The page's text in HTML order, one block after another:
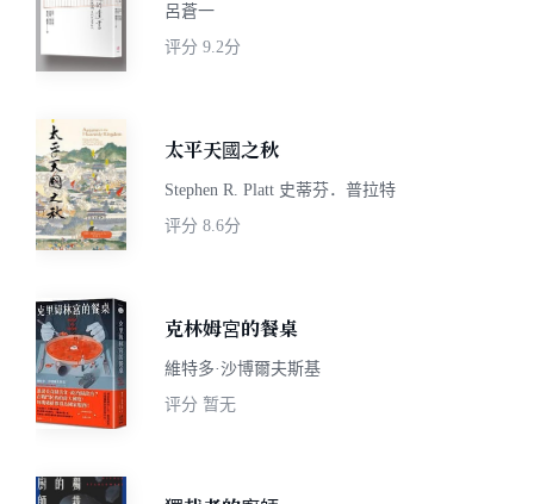
呂蒼一
评分 9.2分
太平天國之秋
Stephen R. Platt 史蒂芬．普拉特
评分 8.6分
克林姆宮的餐桌
維特多·沙博爾夫斯基
评分 暂无